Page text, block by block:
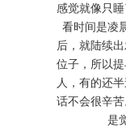
感觉就像只
看时间是凌
后，就陆续
位子，所以
人，有的还
话不会很辛
是